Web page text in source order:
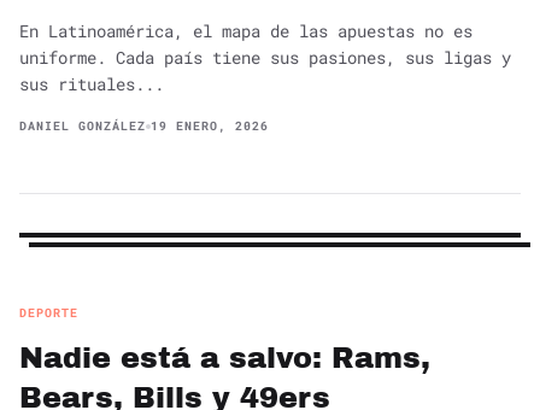
En Latinoamérica, el mapa de las apuestas no es
uniforme. Cada país tiene sus pasiones, sus ligas y
sus rituales...
DANIEL GONZÁLEZ 19 ENERO, 2026
DEPORTE
Nadie está a salvo: Rams,
Bears, Bills y 49ers